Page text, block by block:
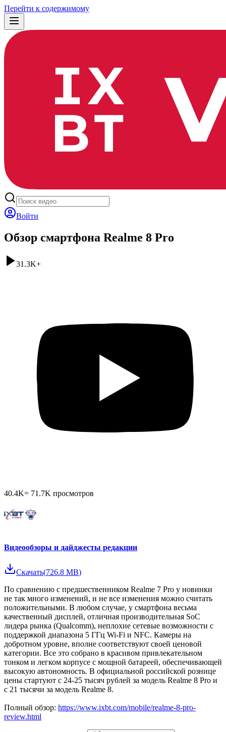
Перейти к содержимому
Войти
Обзор смартфона Realme 8 Pro
31.3K+
40.4K= 71.7K просмотров
Видеообзоры и дайджесты редакции
Скачать(726.8 MB)
По сравнению с предшественником Realme 7 Pro у новинки
не так много изменений, и не все изменения можно считать
положительными. В любом случае, у смартфона весьма
качественный дисплей, отличная производительная SoC
лидера рынка (Qualcomm), неплохие сетевые возможности с
поддержкой диапазона 5 ГГц Wi-Fi и NFC. Камеры на
добротном уровне, вполне соответствуют своей ценовой
категории. Все это собрано в красивом привлекательном
тонком и легком корпусе с мощной батареей, обеспечивающей
высокую автономность. В официальной российской рознице
цены стартуют с 24-25 тысяч рублей за модель Realme 8 Pro и
с 21 тысячи за модель Realme 8.
Полный обзор: https://www.ixbt.com/mobile/realme-8-pro-
review.html